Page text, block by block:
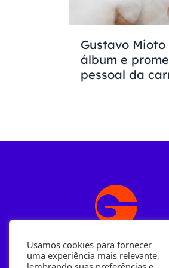
Gustavo
álbum e
pessoal da
Usamos cookies para fornecer
uma experiência mais relevante,